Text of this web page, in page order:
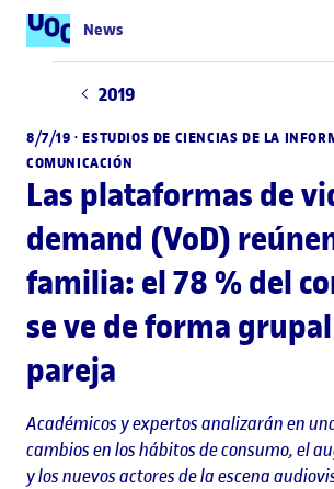
News
2019
8/7/19 · ESTUDIOS DE CIENCIAS DE LA
COMUNICACIÓN
Las plataformas de
demand (VoD)
familia: el 78 % del
se ve de forma
pareja
Académicos y expertos analizarán en
cambios en los hábitos de consumo, el
y los nuevos actores de la escena